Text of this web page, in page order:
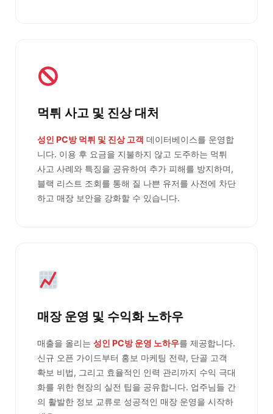
먹튀 사고 및 진상 대처
성인 PC방 먹튀 및 진상 고객 데이터베이스를 운영합
니다. 이용 후 요금을 지불하지 않고 도주하는 먹튀
사고 사례와 특징을 공유하여 추가 피해를 방지하며,
블랙 리스트 조회를 통해 질 나쁜 유저를 사전에 차단
하고 매장 보안을 강화할 수 있습니다.
매장 운영 및 수익화 노하우
매출을 올리는 성인 PC방 운영 노하우를 제공합니다.
신규 오픈 가이드부터 홍보 마케팅 전략, 단골 고객
확보 비법, 그리고 효율적인 인력 관리까지 수익 극대
화를 위한 현장의 실전 팁을 공유합니다. 업주님들 간
의 활발한 정보 교류로 성공적인 매장 운영을 시작하